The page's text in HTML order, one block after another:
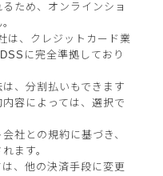
ため、オンラインショ
は、クレジットカード業
に完全準拠しており
、分割払いもできます
容によっては、選択で
社との規約に基づき、
ます。
、他の決済手段に変更